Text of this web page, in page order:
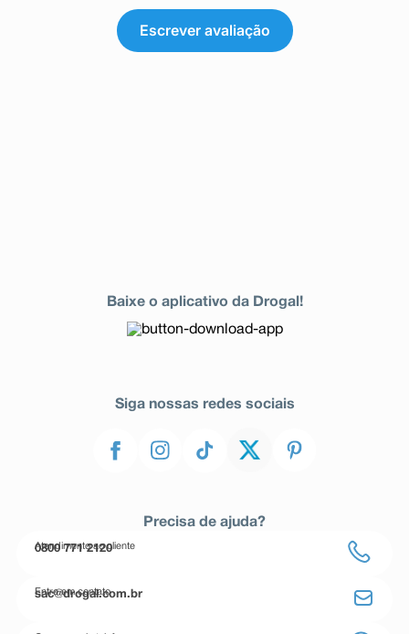
Escrever avaliação
Baixe o aplicativo da Drogal!
Siga nossas redes sociais
Precisa de ajuda?
Atendimento ao cliente
0800 771 2120
Entre em contato
sac@drogal.com.br